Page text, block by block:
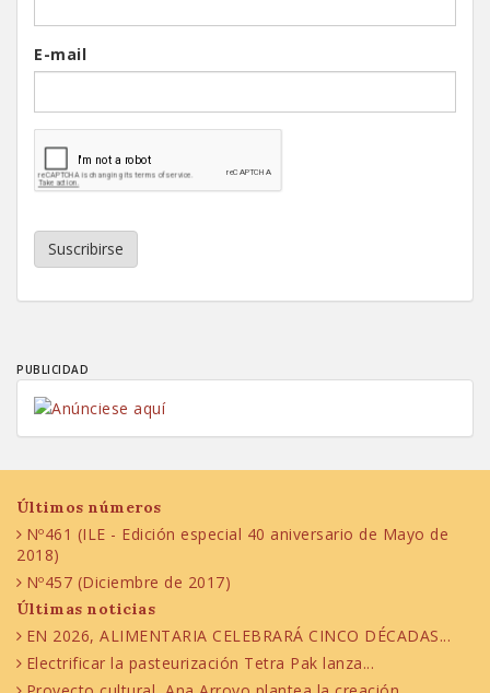
E-mail
Suscribirse
PUBLICIDAD
Últimos números
Nº461 (ILE - Edición especial 40 aniversario de Mayo de
2018)
Nº457 (Diciembre de 2017)
Últimas noticias
EN 2026, ALIMENTARIA CELEBRARÁ CINCO DÉCADAS...
Electrificar la pasteurización Tetra Pak lanza...